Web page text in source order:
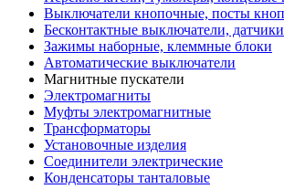
Выключатели кнопочные, посты
Бесконтактные выключатели, датчики
Зажимы наборные, клеммные блоки
Автоматические выключатели
Магнитные пускатели
Электромагниты
Муфты электромагнитные
Трансформаторы
Установочные изделия
Соединители электрические
Конденсаторы танталовые